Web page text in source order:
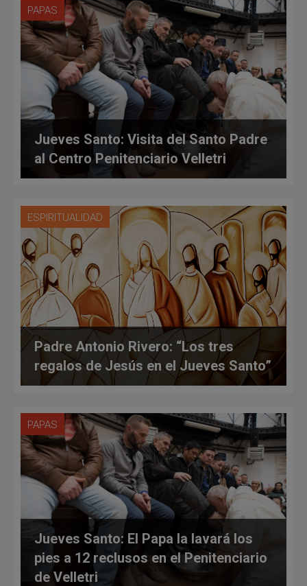
PAPAS
Jueves Santo: Visita del Santo Padre
al Centro Penitenciario Velletri
ESPIRITUALIDAD
Padre Antonio Rivero: “Los tres
regalos de Jesús en el Jueves Santo”
PAPAS
Jueves Santo: El Papa la lavará los
pies a 12 reclusos en el Penitenciario
de Velletri